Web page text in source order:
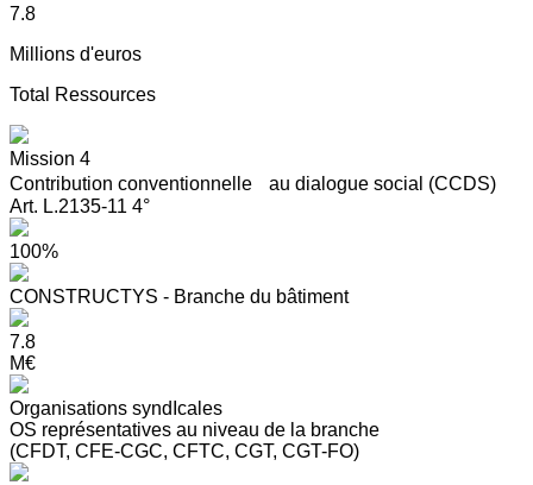
7.8
Millions d'euros
Total Ressources
Mission 4
Contribution conventionnelle au dialogue social (CCDS)
Art. L.2135-11 4°
100%
CONSTRUCTYS - Branche du bâtiment
7.8
M€
Organisations syndIcales
OS représentatives au niveau de la branche
(CFDT, CFE-CGC, CFTC, CGT, CGT-FO)